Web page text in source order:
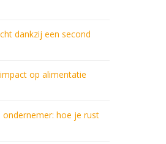
dankzij een second
op alimentatie
ondernemer: hoe je rust